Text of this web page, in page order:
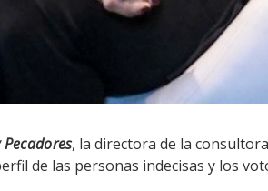
Pecadores, la directora de la
de las personas indecisas y los